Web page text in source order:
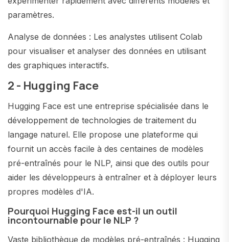
paramètres.
Analyse de données : Les analystes utilisent Colab
pour visualiser et analyser des données en utilisant
des graphiques interactifs.
2 - Hugging Face
Hugging Face est une entreprise spécialisée dans le
développement de technologies de traitement du
langage naturel. Elle propose une plateforme qui
fournit un accès facile à des centaines de modèles
pré-entraînés pour le NLP, ainsi que des outils pour
aider les développeurs à entraîner et à déployer leurs
propres modèles d'IA.
Pourquoi Hugging Face est-il un outil
incontournable pour le NLP ?
Vaste bibliothèque de modèles pré-entraînés : Hugging